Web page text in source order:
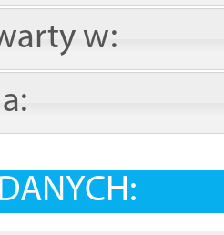
w: